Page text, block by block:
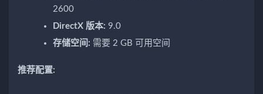
2600
DirectX 版本: 9.0
存储空间: 需要 2 GB 可用空间
推荐配置: